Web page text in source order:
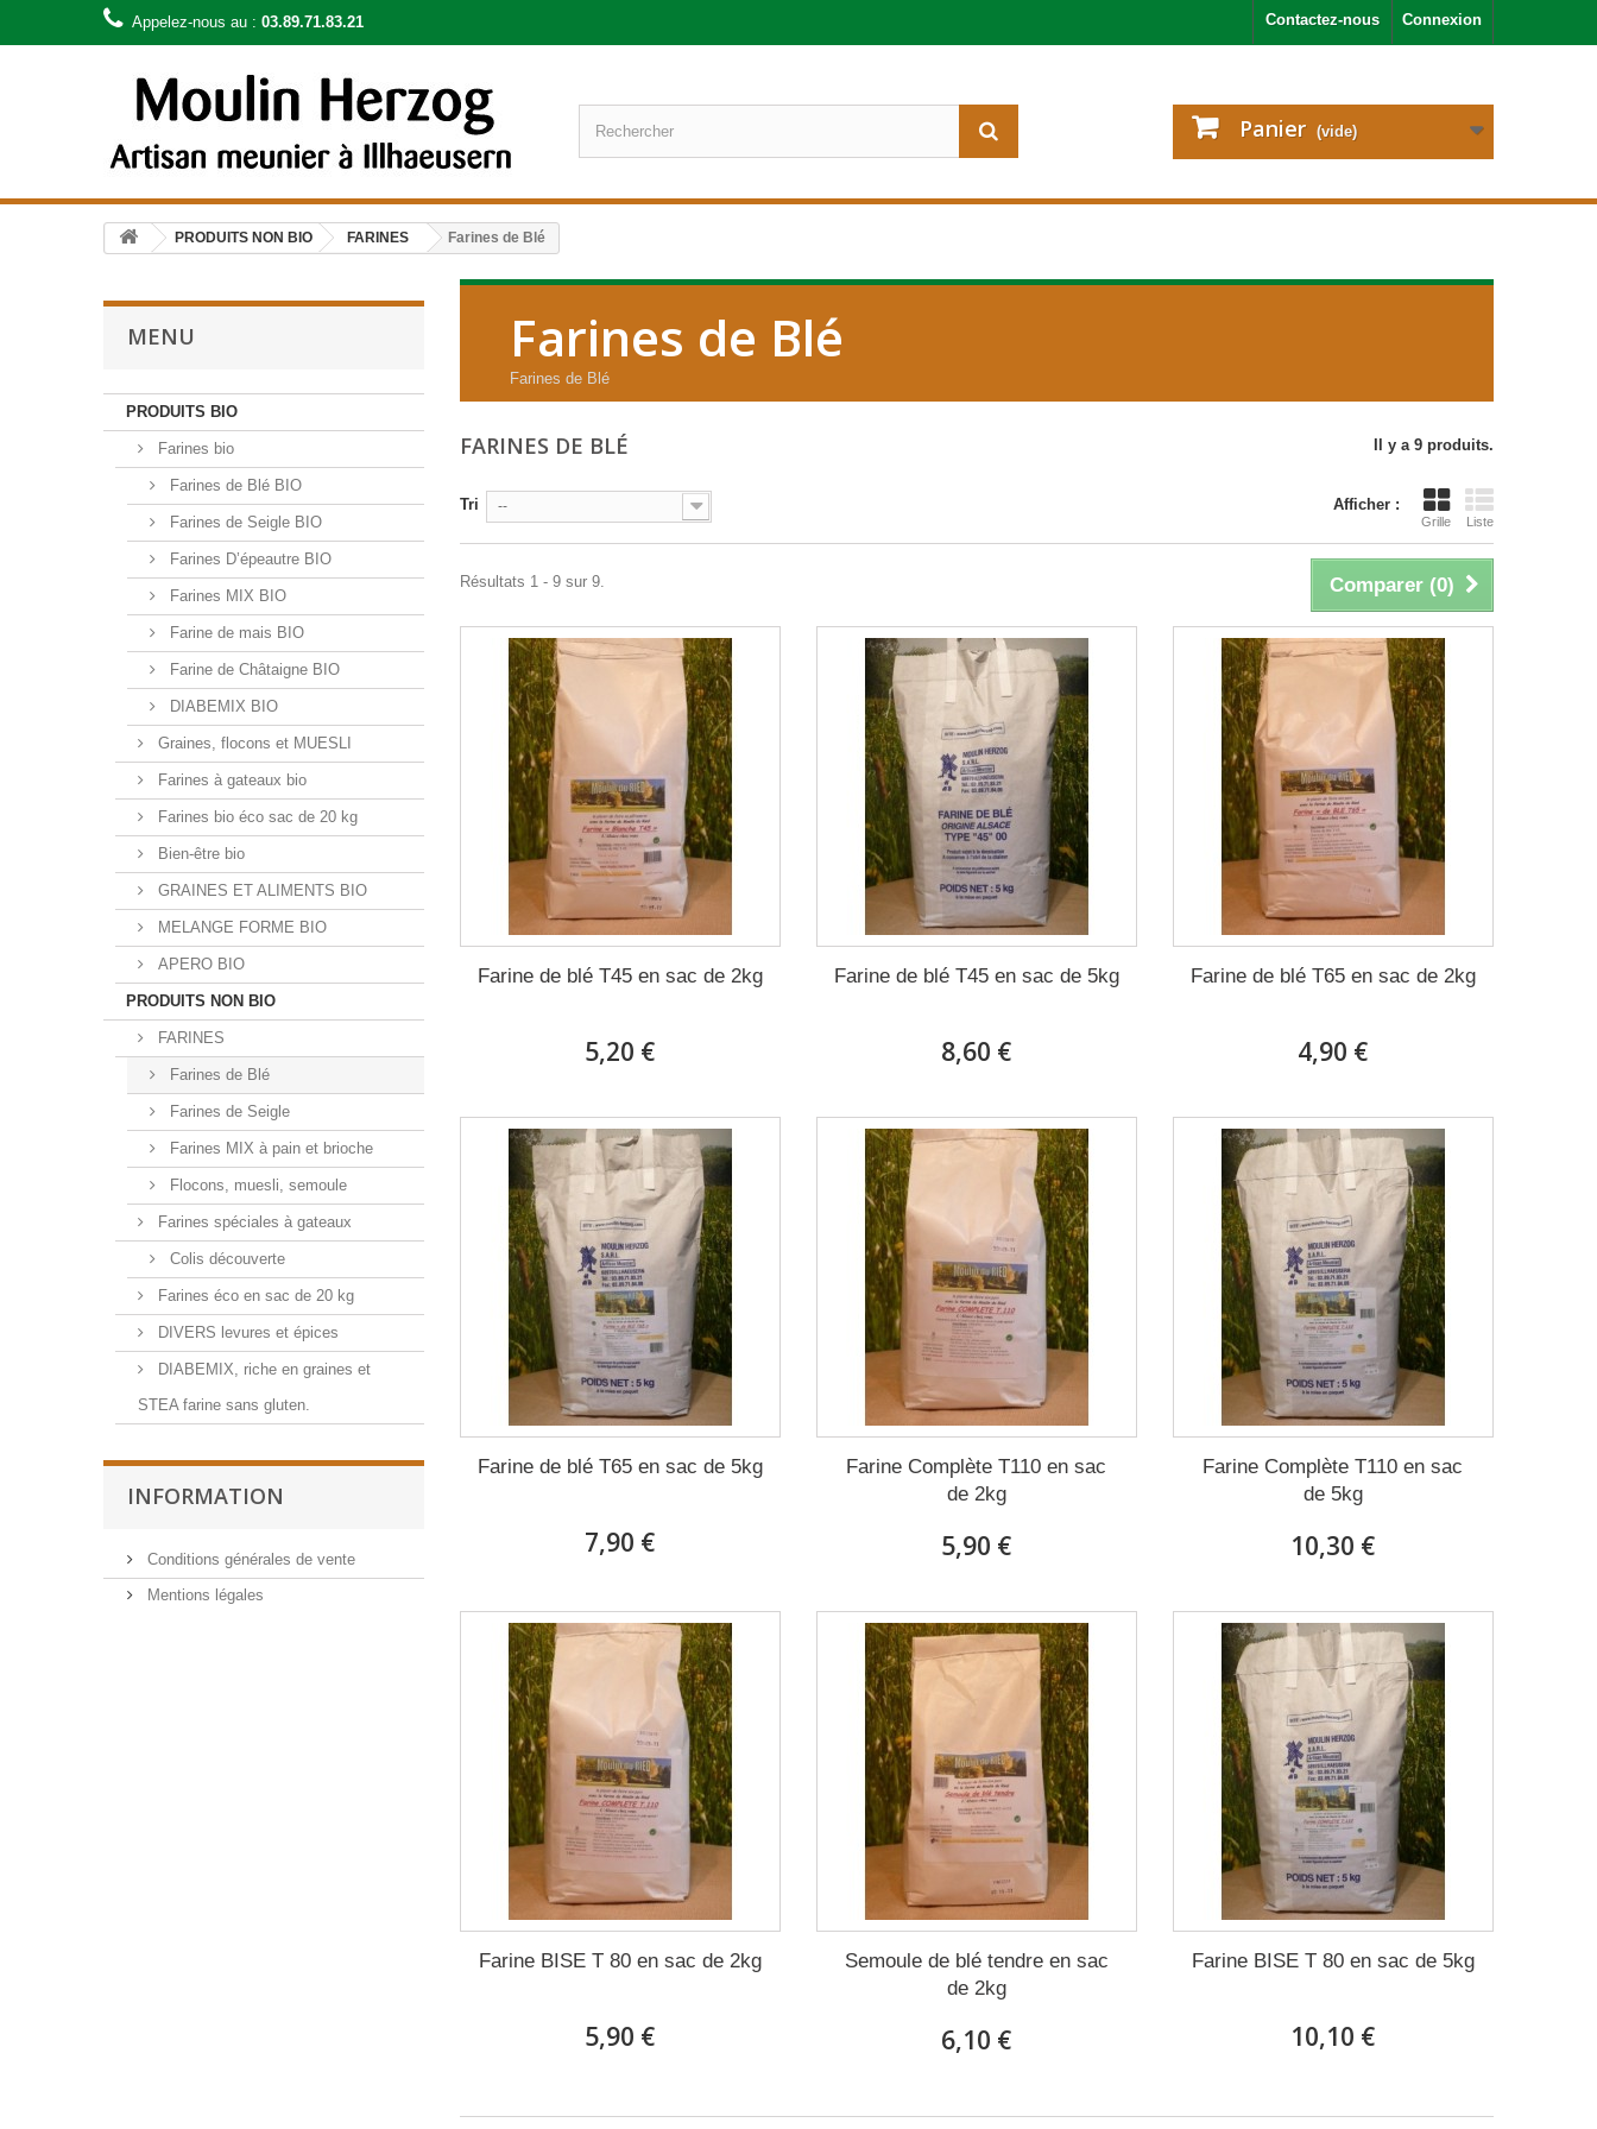
Connexion
Contactez-nous
Appelez-nous au : 03.89.71.83.21
Panier (vide)
PRODUITS NON BIO FARINES Farines de Blé
MENU
PRODUITS BIO
Farines bio
Farines de Blé BIO
Farines de Seigle BIO
Farines D’épeautre BIO
Farines MIX BIO
Farine de mais BIO
Farine de Châtaigne BIO
DIABEMIX BIO
Graines, flocons et MUESLI
Farines à gateaux bio
Farines bio éco sac de 20 kg
Bien-être bio
GRAINES ET ALIMENTS BIO
MELANGE FORME BIO
APERO BIO
PRODUITS NON BIO
FARINES
Farines de Blé
Farines de Seigle
Farines MIX à pain et brioche
Flocons, muesli, semoule
Farines spéciales à gateaux
Colis découverte
Farines éco en sac de 20 kg
DIVERS levures et épices
DIABEMIX, riche en graines et
STEA farine sans gluten.
INFORMATION
Conditions générales de vente
Mentions légales
Farines de Blé
Farines de Blé
FARINES DE BLÉ Il y a 9 produits.
Afficher :
Grille Liste
Tri --
Comparer (0)
Résultats 1 - 9 sur 9.
Farine de blé T45 en sac de 2kg
5,20 €
Farine de blé T45 en sac de 5kg
8,60 €
Farine de blé T65 en sac de 2kg
4,90 €
Farine de blé T65 en sac de 5kg
7,90 €
Farine Complète T110 en sac
de 2kg
5,90 €
Farine Complète T110 en sac
de 5kg
10,30 €
Farine BISE T 80 en sac de 2kg
5,90 €
Semoule de blé tendre en sac
de 2kg
6,10 €
Farine BISE T 80 en sac de 5kg
10,10 €